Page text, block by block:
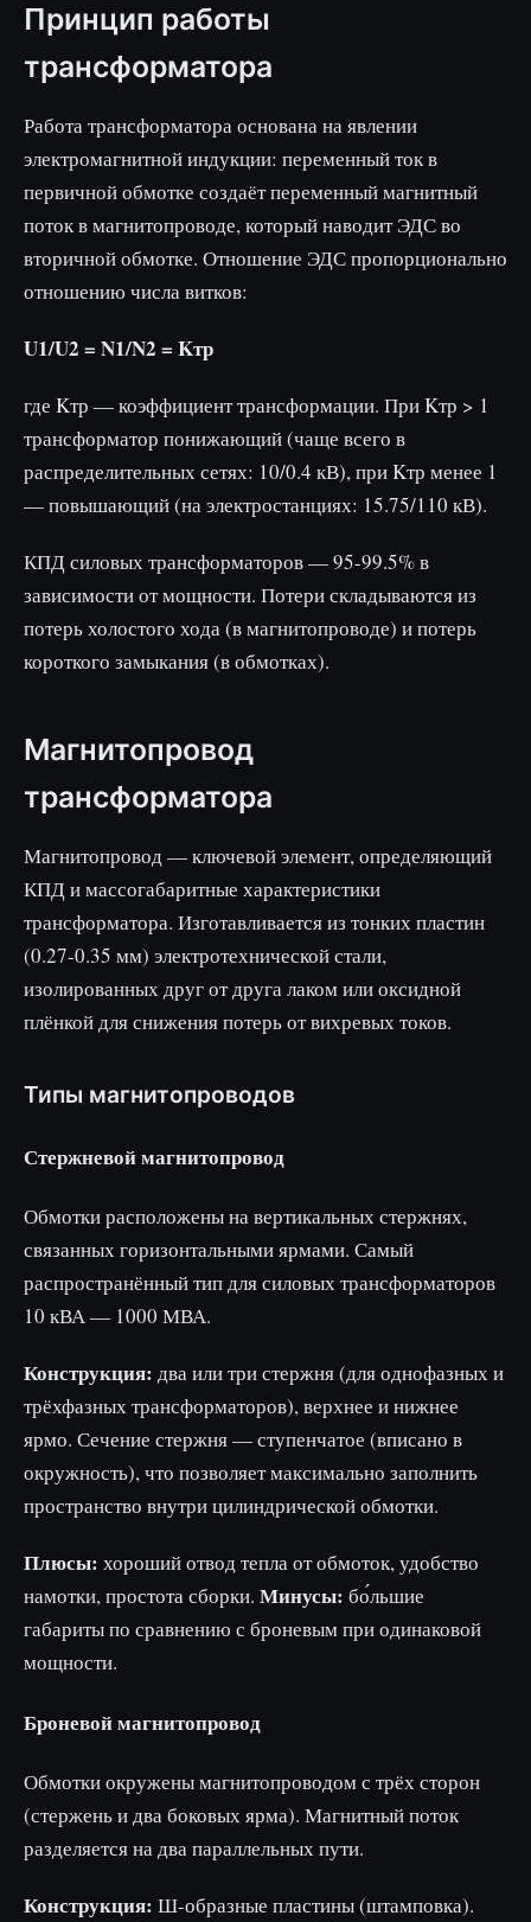
Принцип работы
трансформатора
Работа трансформатора основана на явлении
электромагнитной индукции: переменный ток в
первичной обмотке создаёт переменный магнитный
поток в магнитопроводе, который наводит ЭДС во
вторичной обмотке. Отношение ЭДС пропорционально
отношению числа витков:
U1/U2 = N1/N2 = Kтр
где Kтр — коэффициент трансформации. При Kтр > 1
трансформатор понижающий (чаще всего в
распределительных сетях: 10/0.4 кВ), при Kтр менее 1
— повышающий (на электростанциях: 15.75/110 кВ).
КПД силовых трансформаторов — 95-99.5% в
зависимости от мощности. Потери складываются из
потерь холостого хода (в магнитопроводе) и потерь
короткого замыкания (в обмотках).
Магнитопровод
трансформатора
Магнитопровод — ключевой элемент, определяющий
КПД и массогабаритные характеристики
трансформатора. Изготавливается из тонких пластин
(0.27-0.35 мм) электротехнической стали,
изолированных друг от друга лаком или оксидной
плёнкой для снижения потерь от вихревых токов.
Типы магнитопроводов
Стержневой магнитопровод
Обмотки расположены на вертикальных стержнях,
связанных горизонтальными ярмами. Самый
распространённый тип для силовых трансформаторов
10 кВА — 1000 МВА.
Конструкция: два или три стержня (для однофазных и
трёхфазных трансформаторов), верхнее и нижнее
ярмо. Сечение стержня — ступенчатое (вписано в
окружность), что позволяет максимально заполнить
пространство внутри цилиндрической обмотки.
Плюсы: хороший отвод тепла от обмоток, удобство
намотки, простота сборки. Минусы: бо́льшие
габариты по сравнению с броневым при одинаковой
мощности.
Броневой магнитопровод
Обмотки окружены магнитопроводом с трёх сторон
(стержень и два боковых ярма). Магнитный поток
разделяется на два параллельных пути.
Конструкция: Ш-образные пластины (штамповка).